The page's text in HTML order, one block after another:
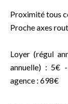
Proximité tous
Proche axes
Loyer (régul
annuelle) : 5€
agence : 698€